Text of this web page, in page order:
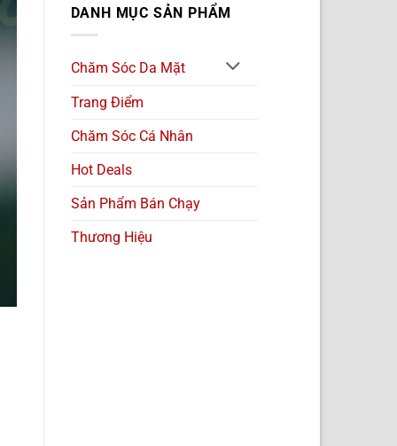
DANH MỤC SẢN PHẨM
Chăm Sóc Da Mặt
Trang Điểm
Chăm Sóc Cá Nhân
Hot Deals
Sản Phẩm Bán Chạy
Thương Hiệu